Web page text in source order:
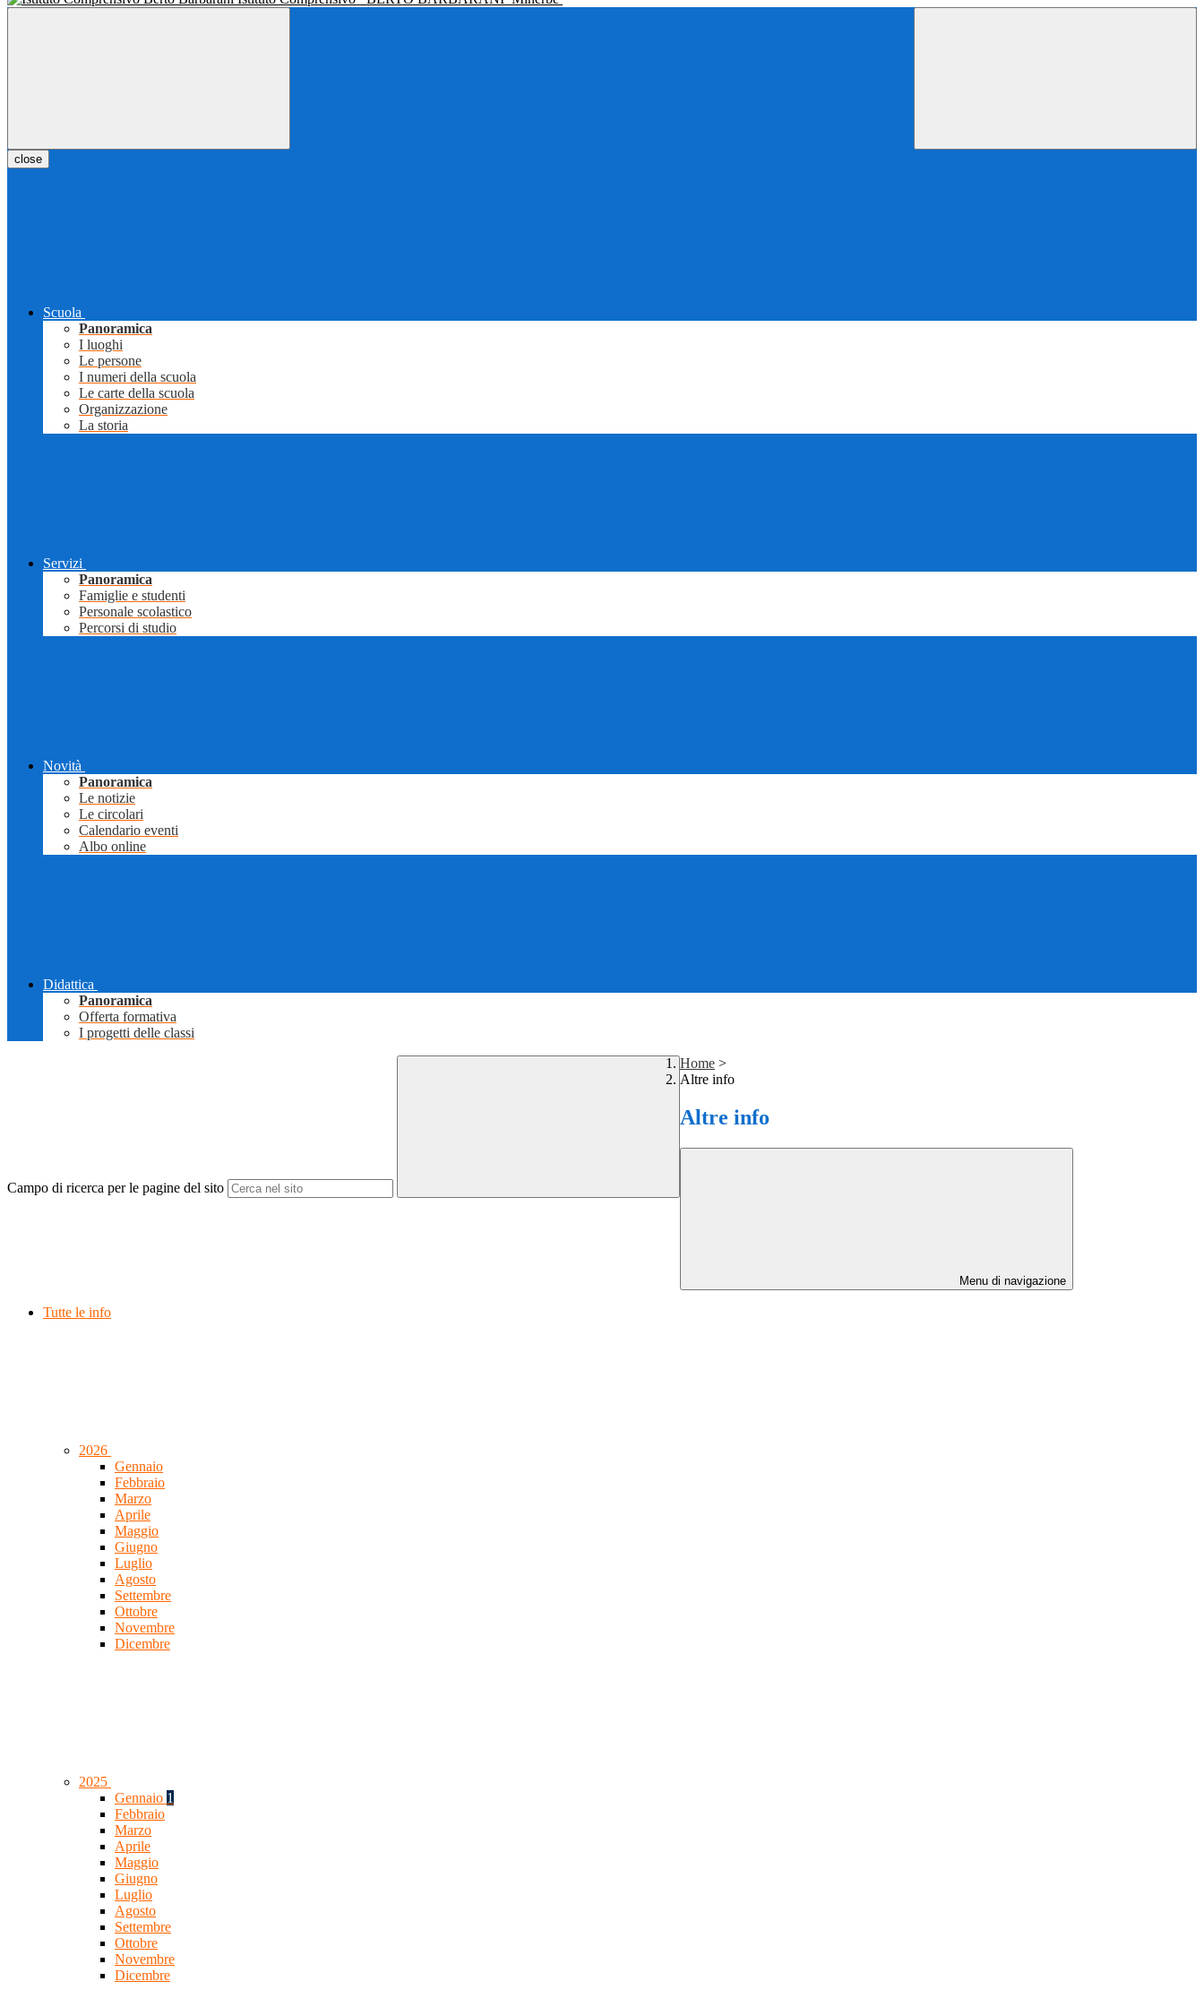
close
Scuola
Panoramica
I luoghi
Le persone
I numeri della scuola
Le carte della scuola
Organizzazione
La storia
Servizi
Panoramica
Famiglie e studenti
Personale scolastico
Percorsi di studio
Novità
Panoramica
Le notizie
Le circolari
Calendario eventi
Albo online
Didattica
Panoramica
Offerta formativa
I progetti delle classi
Campo di ricerca per le pagine del sito
Home >
Altre info
Altre info
Menu di navigazione
Tutte le info
2026
Gennaio
Febbraio
Marzo
Aprile
Maggio
Giugno
Luglio
Agosto
Settembre
Ottobre
Novembre
Dicembre
2025
Gennaio 1
Febbraio
Marzo
Aprile
Maggio
Giugno
Luglio
Agosto
Settembre
Ottobre
Novembre
Dicembre